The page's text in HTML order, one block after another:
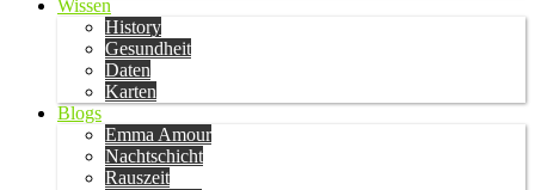
Wissen
History
Gesundheit
Daten
Karten
Blogs
Emma Amour
Nachtschicht
Rauszeit